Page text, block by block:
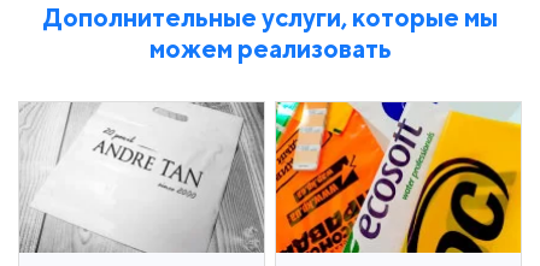
Дополнительные услуги, которые мы
можем реализовать